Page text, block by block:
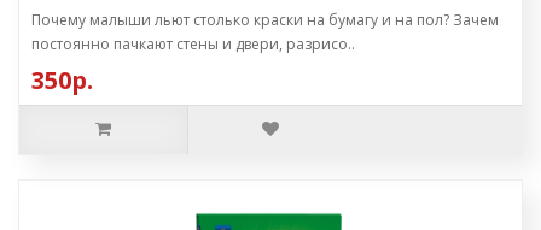
Почему малыши льют столько краски на бумагу и на пол? Зачем
постоянно пачкают стены и двери, разрисо..
350р.